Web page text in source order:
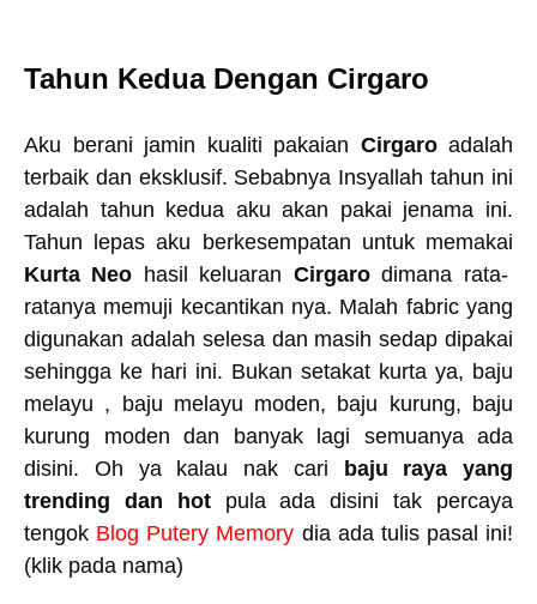
Tahun Kedua Dengan Cirgaro
Aku berani jamin kualiti pakaian Cirgaroadalah
terbaik dan eksklusif. Sebabnya Insyallah tahun ini
adalah tahun kedua aku akan pakai jenama ini.
Tahun lepas aku berkesempatan untuk memakai
Kurta Neo hasil keluaran Cirgarodimana rata-
ratanya memuji kecantikan nya. Malah fabric yang
digunakan adalah selesa dan masih sedap dipakai
sehingga ke hari ini. Bukan setakat kurta ya, baju
melayu , baju melayu moden, baju kurung, baju
kurung moden dan banyak lagi semuanya ada
disini. Oh ya kalau nak cari baju raya yang
trending dan hotpula ada disini tak percaya
tengok Blog Putery Memory dia ada tulis pasal ini!
(klik pada nama)